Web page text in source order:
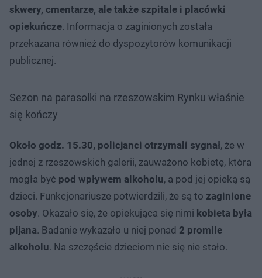
skwery, cmentarze, ale także szpitale i placówki
opiekuńcze. Informacja o zaginionych została
przekazana również do dyspozytorów komunikacji
publicznej.
Sezon na parasolki na rzeszowskim Rynku właśnie
się kończy
Około godz. 15.30, policjanci otrzymali sygnał, że w
jednej z rzeszowskich galerii, zauważono kobietę, która
mogła być pod wpływem alkoholu, a pod jej opieką są
dzieci. Funkcjonariusze potwierdzili, że są to zaginione
osoby. Okazało się, że opiekująca się nimi kobieta była
pijana. Badanie wykazało u niej ponad 2 promile
alkoholu. Na szczęście dzieciom nic się nie stało.